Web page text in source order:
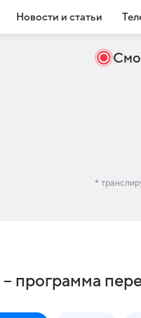
Новости и статьи
*
программа